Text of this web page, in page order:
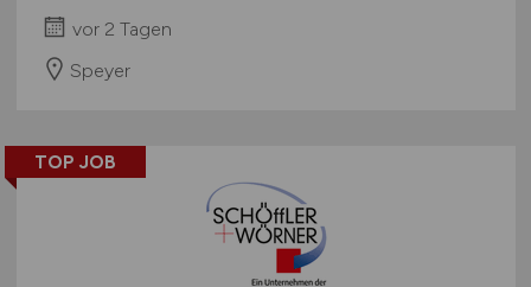
vor 2 Tagen
Speyer
TOP JOB